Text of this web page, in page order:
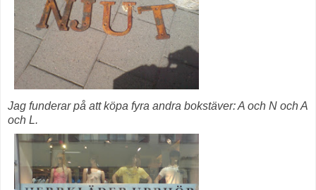
Jag funderar på att köpa fyra andra bokstäver: A och N och A
och L.